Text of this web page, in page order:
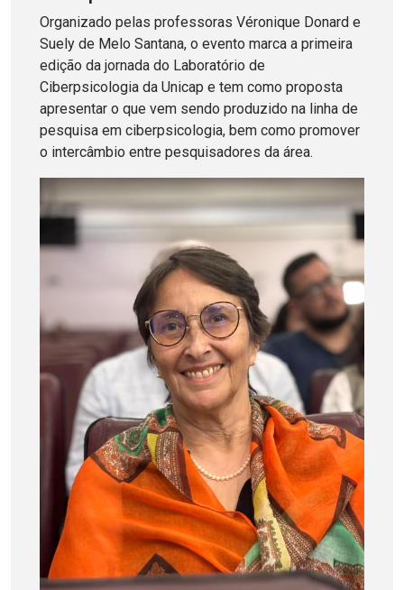
Organizado pelas professoras Véronique Donard e
Suely de Melo Santana, o evento marca a primeira
edição da jornada do Laboratório de
Ciberpsicologia da Unicap e tem como proposta
apresentar o que vem sendo produzido na linha de
pesquisa em ciberpsicologia, bem como promover
o intercâmbio entre pesquisadores da área.